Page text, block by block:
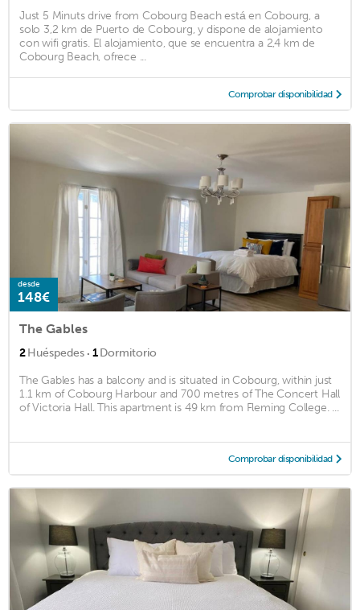
Just 5 Minuts drive from Cobourg Beach está en Cobourg, a
solo 3,2 km de Puerto de Cobourg, y dispone de alojamiento
con wifi gratis. El alojamiento, que se encuentra a 2,4 km de
Cobourg Beach, ofrece ...
Comprobar disponibilidad
desde
148€
The Gables
2Huéspedes · 1Dormitorio
The Gables has a balcony and is situated in Cobourg, within just
1.1 km of Cobourg Harbour and 700 metres of The Concert Hall
of Victoria Hall. This apartment is 49 km from Fleming College. ...
Comprobar disponibilidad